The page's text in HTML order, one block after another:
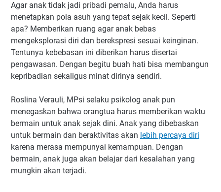
Agar anak tidak jadi pribadi pemalu, Anda harus
menetapkan pola asuh yang tepat sejak kecil. Seperti
apa? Memberikan ruang agar anak bebas
mengeksplorasi diri dan berekspresi sesuai keinginan.
Tentunya kebebasan ini diberikan harus disertai
pengawasan. Dengan begitu buah hati bisa membangun
kepribadian sekaligus minat dirinya sendiri.
Roslina Verauli, MPsi selaku psikolog anak pun
menegaskan bahwa orangtua harus memberikan waktu
bermain untuk anak sejak dini. Anak yang dibebaskan
untuk bermain dan beraktivitas akan lebih percaya diri
karena merasa mempunyai kemampuan. Dengan
bermain, anak juga akan belajar dari kesalahan yang
mungkin akan terjadi.